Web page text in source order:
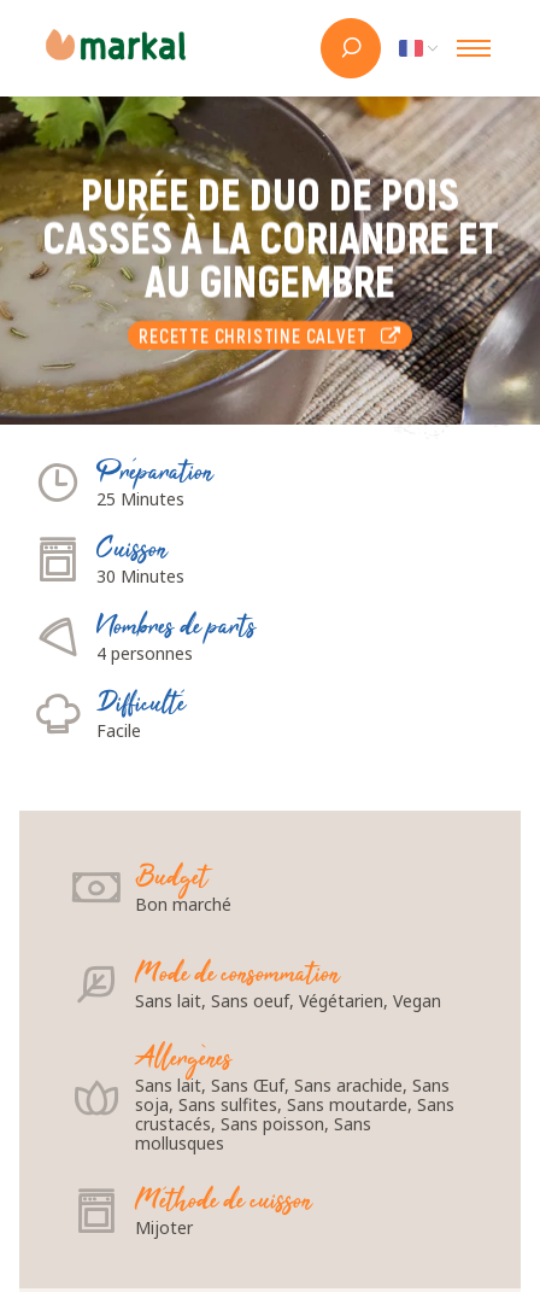
PURÉE DE DUO DE POIS
CASSÉS À LA CORIANDRE ET
AU GINGEMBRE
RECETTE CHRISTINE CALVET
Préparation
25 Minutes
Cuisson
30 Minutes
Nombres de parts
4 personnes
Difficulté
Facile
Budget
Bon marché
Mode de consommation
Sans lait, Sans oeuf, Végétarien, Vegan
Allergènes
Sans lait, Sans Œuf, Sans arachide, Sans
soja, Sans sulfites, Sans moutarde, Sans
crustacés, Sans poisson, Sans
mollusques
Méthode de cuisson
Mijoter